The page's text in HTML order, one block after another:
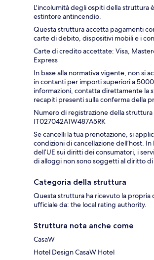
L'incolumità degli ospiti della struttura
estintore antincendio.
Questa struttura accetta pagamenti
carte di debito, dispositivi mobili e i
Carte di credito accettate: Visa,
Express
In base alla normativa vigente, non si
in contanti per importi superiori a
informazioni, contatta direttamente la
recapiti presenti sulla conferma della
Numero di registrazione della struttura
IT027042A1W487A5RK
Se cancelli la tua prenotazione, si
condizioni di cancellazione dell’host. In
dell’UE sui diritti dei consumatori, i
di alloggi non sono soggetti al diritto di
Categoria della struttura
Questa struttura ha ricevuto la propria
ufficiale da: the local rating authority.
Struttura nota anche come
CasaW
Hotel Design CasaW Hotel